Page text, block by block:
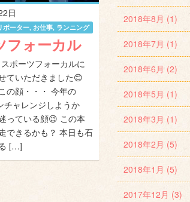
日
ポーター, お仕事, ランニング
フォーカル
ポーツフォーカルに
ていただきました😊
の顔・・・ 今年の
チャレンジしようか
っている顔😉 この本
できるかも？ 本日も石
[…]
2018年8月 (1)
2018年7月 (1)
2018年6月 (2)
2018年5月 (1)
2018年3月 (1)
2018年2月 (5)
2018年1月 (5)
2017年12月 (3)